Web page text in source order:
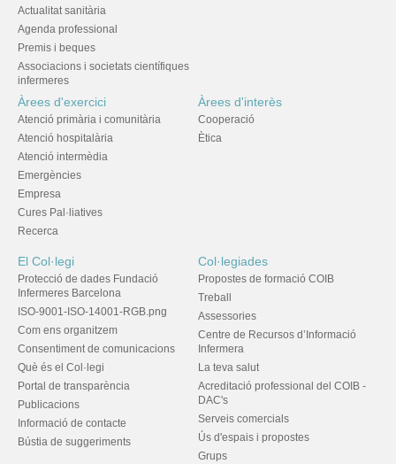
Actualitat sanitària
Agenda professional
Premis i beques
Associacions i societats científiques
infermeres
Àrees d'exercici
Atenció primària i comunitària
Atenció hospitalària
Atenció intermèdia
Emergències
Empresa
Cures Pal·liatives
Recerca
Àrees d'interès
Cooperació
Ètica
El Col·legi
Protecció de dades Fundació
Infermeres Barcelona
ISO-9001-ISO-14001-RGB.png
Com ens organitzem
Consentiment de comunicacions
Què és el Col·legi
Portal de transparència
Publicacions
Informació de contacte
Bústia de suggeriments
Col·legiades
Propostes de formació COIB
Treball
Assessories
Centre de Recursos d’Informació
Infermera
La teva salut
Acreditació professional del COIB -
DAC's
Serveis comercials
Ús d'espais i propostes
Grups